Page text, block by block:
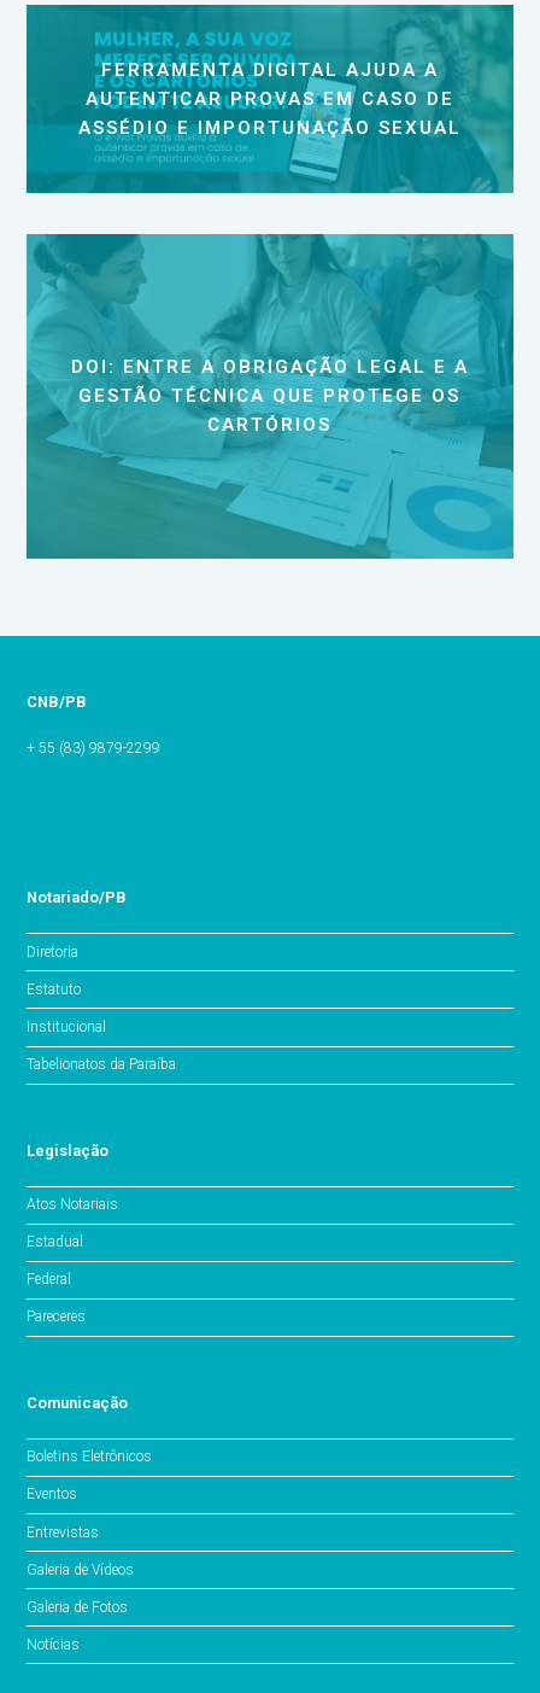
FERRAMENTA DIGITAL AJUDA A
AUTENTICAR PROVAS EM CASO DE
ASSÉDIO E IMPORTUNAÇÃO SEXUAL
DOI: ENTRE A OBRIGAÇÃO LEGAL E A
GESTÃO TÉCNICA QUE PROTEGE OS
CARTÓRIOS
CNB/PB
+ 55 (83) 9879-2299
Notariado/PB
Diretoria
Estatuto
Institucional
Tabelionatos da Paraíba
Legislação
Atos Notariais
Estadual
Federal
Pareceres
Comunicação
Boletins Eletrônicos
Eventos
Entrevistas
Galeria de Vídeos
Galeria de Fotos
Notícias